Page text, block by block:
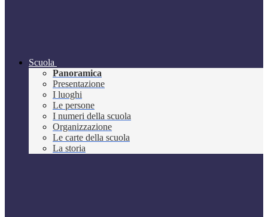
Scuola
Panoramica
Presentazione
I luoghi
Le persone
I numeri della scuola
Organizzazione
Le carte della scuola
La storia